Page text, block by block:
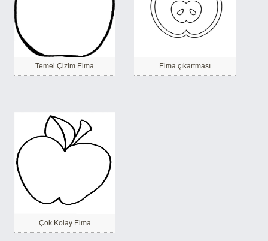
Temel Çizim Elma Elma çıkartması
Çok Kolay Elma